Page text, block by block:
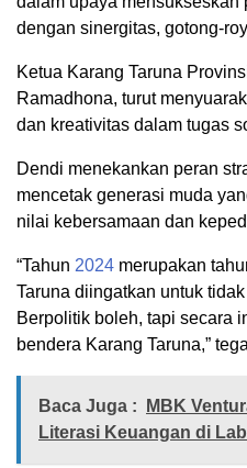
dengan sinergitas, gotong-
Ketua Karang Taruna
Ramadhona, turut
dan kreativitas dalam tugas
Dendi menekankan peran
mencetak generasi muda
nilai kebersamaan dan
“Tahun 2024 merupakan
Taruna diingatkan untuk
Berpolitik boleh, tapi secara
bendera Karang Taruna,”
Baca Juga :
MBK
Literasi Keuangan di